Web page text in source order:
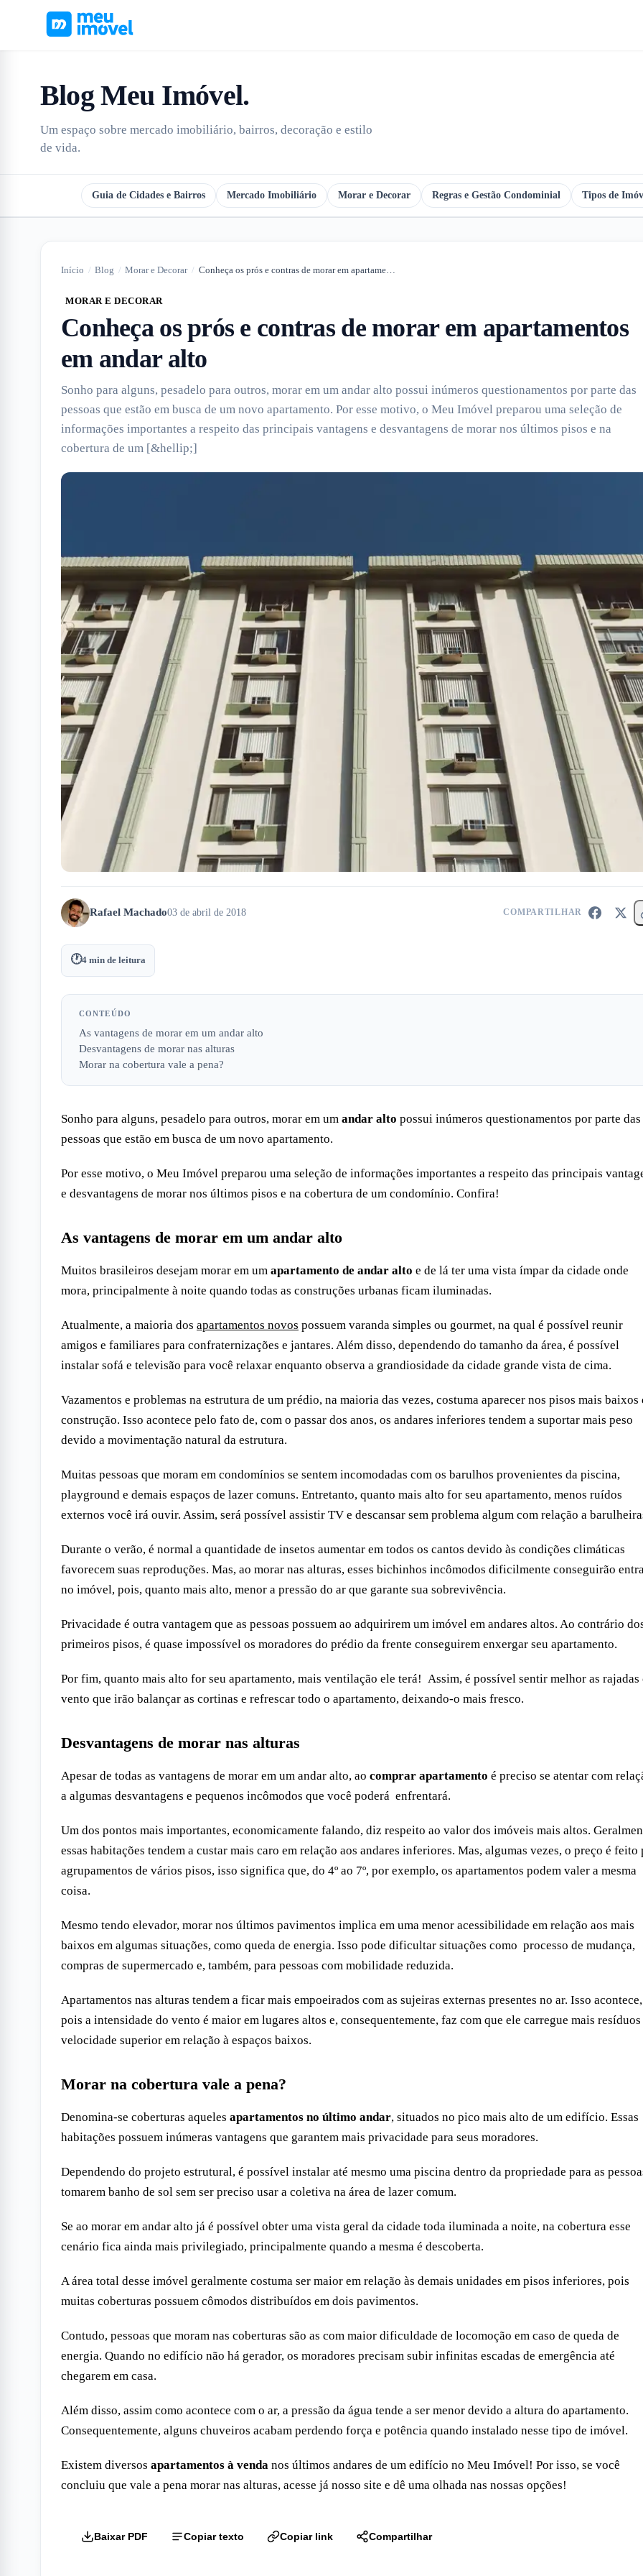
Blog Meu Imóvel.
Um espaço sobre mercado imobiliário, bairros, decoração e estilo
de vida.
Guia de Cidades e Bairros Mercado Imobiliário Morar e Decorar Regras e Gestão Condominial Tipos de
Início / Blog / Morar e Decorar / Conheça os prós e contras de morar em apartamentos em andar alto
MORAR E DECORAR
Conheça os prós e contras de morar em apartamentos
em andar alto
Sonho para alguns, pesadelo para outros, morar em um andar alto possui inúmeros questionamentos por parte das
pessoas que estão em busca de um novo apartamento. Por esse motivo, o Meu Imóvel preparou uma seleção de
informações importantes a respeito das principais vantagens e desvantagens de morar nos últimos pisos e na
cobertura de um [&hellip;]
Rafael Machado03 de abril de 2018 COMPARTILHAR
🕐4 min de leitura
CONTEÚDO
As vantagens de morar em um andar alto
Desvantagens de morar nas alturas
Morar na cobertura vale a pena?
Sonho para alguns, pesadelo para outros, morar em um andar alto possui inúmeros questionamentos por parte das
pessoas que estão em busca de um novo apartamento.
Por esse motivo, o Meu Imóvel preparou uma seleção de informações importantes a respeito das principais
e desvantagens de morar nos últimos pisos e na cobertura de um condomínio. Confira!
As vantagens de morar em um andar alto
Muitos brasileiros desejam morar em um apartamento de andar alto e de lá ter uma vista ímpar da cidade onde
mora, principalmente à noite quando todas as construções urbanas ficam iluminadas.
Atualmente, a maioria dos apartamentos novos possuem varanda simples ou gourmet, na qual é possível reunir
amigos e familiares para confraternizações e jantares. Além disso, dependendo do tamanho da área, é possível
instalar sofá e televisão para você relaxar enquanto observa a grandiosidade da cidade grande vista de cima.
Vazamentos e problemas na estrutura de um prédio, na maioria das vezes, costuma aparecer nos pisos mais baixos
construção. Isso acontece pelo fato de, com o passar dos anos, os andares inferiores tendem a suportar mais peso
devido a movimentação natural da estrutura.
Muitas pessoas que moram em condomínios se sentem incomodadas com os barulhos provenientes da piscina,
playground e demais espaços de lazer comuns. Entretanto, quanto mais alto for seu apartamento, menos ruídos
externos você irá ouvir. Assim, será possível assistir TV e descansar sem problema algum com relação a
Durante o verão, é normal a quantidade de insetos aumentar em todos os cantos devido às condições climáticas
favorecem suas reproduções. Mas, ao morar nas alturas, esses bichinhos incômodos dificilmente conseguirão
no imóvel, pois, quanto mais alto, menor a pressão do ar que garante sua sobrevivência.
Privacidade é outra vantagem que as pessoas possuem ao adquirirem um imóvel em andares altos. Ao contrário
primeiros pisos, é quase impossível os moradores do prédio da frente conseguirem enxergar seu apartamento.
Por fim, quanto mais alto for seu apartamento, mais ventilação ele terá! Assim, é possível sentir melhor as rajadas
vento que irão balançar as cortinas e refrescar todo o apartamento, deixando-o mais fresco.
Desvantagens de morar nas alturas
Apesar de todas as vantagens de morar em um andar alto, ao comprar apartamento é preciso se atentar com
a algumas desvantagens e pequenos incômodos que você poderá enfrentará.
Um dos pontos mais importantes, economicamente falando, diz respeito ao valor dos imóveis mais altos.
essas habitações tendem a custar mais caro em relação aos andares inferiores. Mas, algumas vezes, o preço é feito
agrupamentos de vários pisos, isso significa que, do 4º ao 7º, por exemplo, os apartamentos podem valer a mesma
coisa.
Mesmo tendo elevador, morar nos últimos pavimentos implica em uma menor acessibilidade em relação aos mais
baixos em algumas situações, como queda de energia. Isso pode dificultar situações como processo de mudança,
compras de supermercado e, também, para pessoas com mobilidade reduzida.
Apartamentos nas alturas tendem a ficar mais empoeirados com as sujeiras externas presentes no ar. Isso acontece,
pois a intensidade do vento é maior em lugares altos e, consequentemente, faz com que ele carregue mais resíduos
velocidade superior em relação à espaços baixos.
Morar na cobertura vale a pena?
Denomina-se coberturas aqueles apartamentos no último andar, situados no pico mais alto de um edifício. Essas
habitações possuem inúmeras vantagens que garantem mais privacidade para seus moradores.
Dependendo do projeto estrutural, é possível instalar até mesmo uma piscina dentro da propriedade para as
tomarem banho de sol sem ser preciso usar a coletiva na área de lazer comum.
Se ao morar em andar alto já é possível obter uma vista geral da cidade toda iluminada a noite, na cobertura esse
cenário fica ainda mais privilegiado, principalmente quando a mesma é descoberta.
A área total desse imóvel geralmente costuma ser maior em relação às demais unidades em pisos inferiores, pois
muitas coberturas possuem cômodos distribuídos em dois pavimentos.
Contudo, pessoas que moram nas coberturas são as com maior dificuldade de locomoção em caso de queda de
energia. Quando no edifício não há gerador, os moradores precisam subir infinitas escadas de emergência até
chegarem em casa.
Além disso, assim como acontece com o ar, a pressão da água tende a ser menor devido a altura do apartamento.
Consequentemente, alguns chuveiros acabam perdendo força e potência quando instalado nesse tipo de imóvel.
Existem diversos apartamentos à venda nos últimos andares de um edifício no Meu Imóvel! Por isso, se você
concluiu que vale a pena morar nas alturas, acesse já nosso site e dê uma olhada nas nossas opções!
Baixar PDF Copiar texto Copiar link Compartilhar